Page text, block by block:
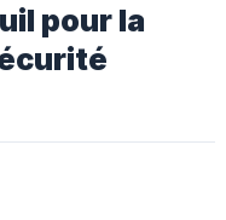
pour la